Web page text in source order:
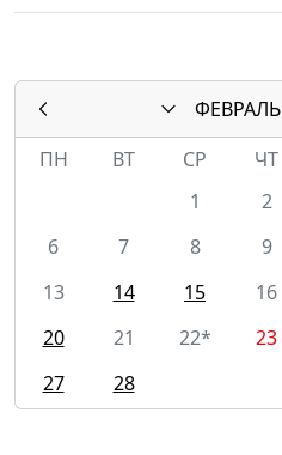
ФЕВРАЛЬ
ПН
ВТ СР ЧТ
1
2
6
7 8 9
13
14 15 16
20
21 22* 23
27
28